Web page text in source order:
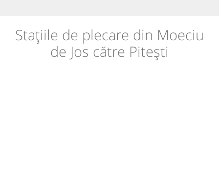
Stațiile de plecare din Moeciu
de Jos către Pitești